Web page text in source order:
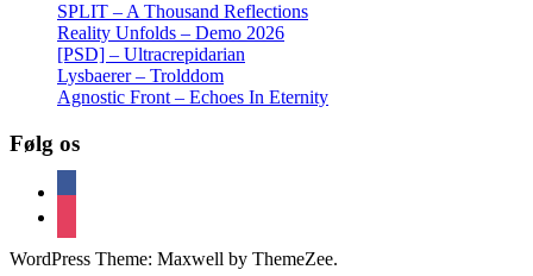
SPLIT – A Thousand Reflections
Reality Unfolds – Demo 2026
[PSD] – Ultracrepidarian
Lysbaerer – Trolddom
Agnostic Front – Echoes In Eternity
Følg os
WordPress Theme: Maxwell by ThemeZee.